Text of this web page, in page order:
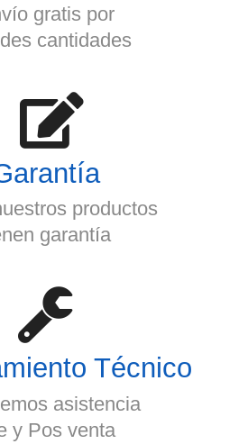
gratis por
cantidades
productos
garantía
Técnico
asistencia
y Pos venta